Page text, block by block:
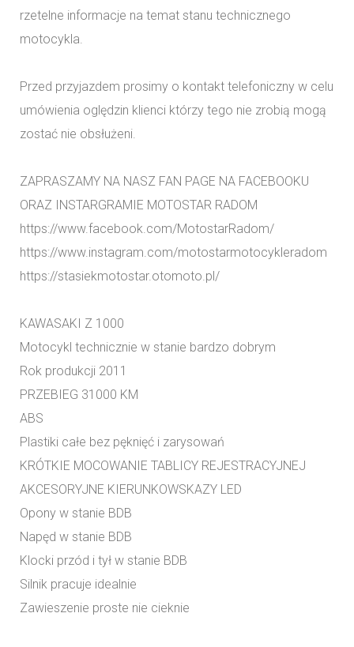
rzetelne informacje na temat stanu technicznego
motocykla.
Przed przyjazdem prosimy o kontakt telefoniczny w celu
umówienia oględzin klienci którzy tego nie zrobią mogą
zostać nie obsłużeni.
ZAPRASZAMY NA NASZ FAN PAGE NA FACEBOOKU
ORAZ INSTARGRAMIE MOTOSTAR RADOM
https://www.facebook.com/MotostarRadom/
https://www.instagram.com/motostarmotocykleradom
https://stasiekmotostar.otomoto.pl/
KAWASAKI Z 1000
Motocykl technicznie w stanie bardzo dobrym
Rok produkcji 2011
PRZEBIEG 31000 KM
ABS
Plastiki całe bez pęknięć i zarysowań
KRÓTKIE MOCOWANIE TABLICY REJESTRACYJNEJ
AKCESORYJNE KIERUNKOWSKAZY LED
Opony w stanie BDB
Napęd w stanie BDB
Klocki przód i tył w stanie BDB
Silnik pracuje idealnie
Zawieszenie proste nie cieknie